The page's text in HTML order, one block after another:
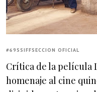
#69SSIFFSECCION OFICIAL
Crítica de la película
homenaje al cine